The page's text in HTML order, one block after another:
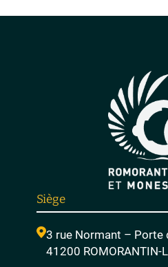
Siège
3 rue Normant – Porte
41200 ROMORANTIN-